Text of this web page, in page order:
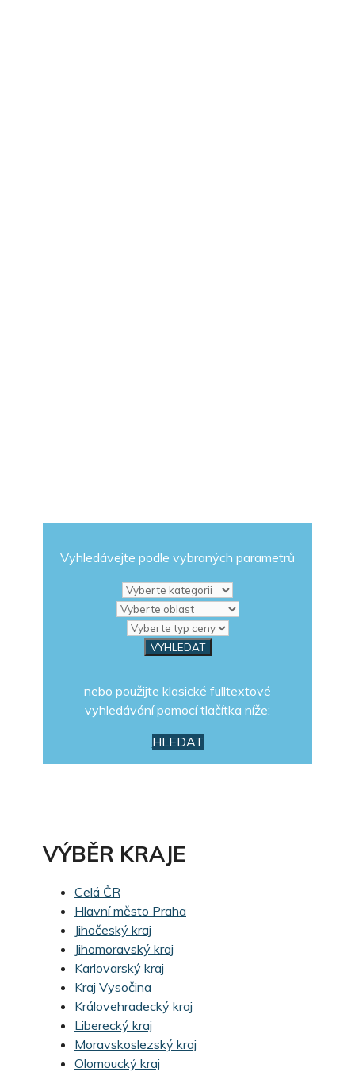
Vyhledávejte podle vybraných parametrů
nebo použijte klasické fulltextové
vyhledávání pomocí tlačítka níže:
HLEDAT
VÝBĚR KRAJE
Celá ČR
Hlavní město Praha
Jihočeský kraj
Jihomoravský kraj
Karlovarský kraj
Kraj Vysočina
Královehradecký kraj
Liberecký kraj
Moravskoslezský kraj
Olomoucký kraj